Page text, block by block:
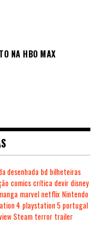
NA HBO MAX
desenhada bd bilheteiras
comics crítica devir disney
marvel netflix Nintendo
4 playstation 5 portugal
Steam terror trailer